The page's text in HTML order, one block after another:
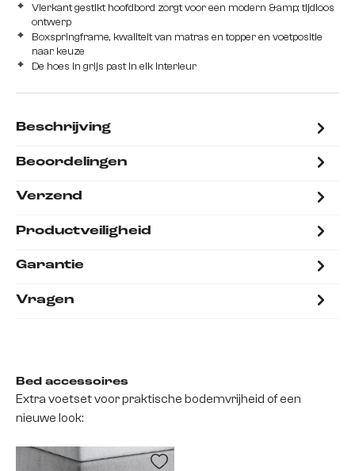
Vierkant gestikt hoofdbord zorgt voor een modern &amp; tijdloos
ontwerp
Boxspringframe, kwaliteit van matras en topper en voetpositie
naar keuze
De hoes in grijs past in elk interieur
Beschrijving
Beoordelingen
Verzend
Productveiligheid
Garantie
Vragen
Bed accessoires
Extra voetset voor praktische bodemvrijheid of een
nieuwe look: